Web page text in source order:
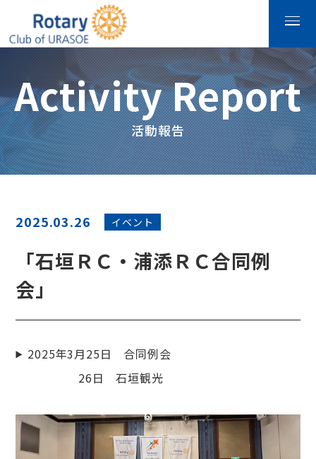
Activity Report
活動報告
「石垣ＲＣ・浦添ＲＣ合同例
会」
2025.03.26 イベント
2025年3月25日 合同例会
26日 石垣観光